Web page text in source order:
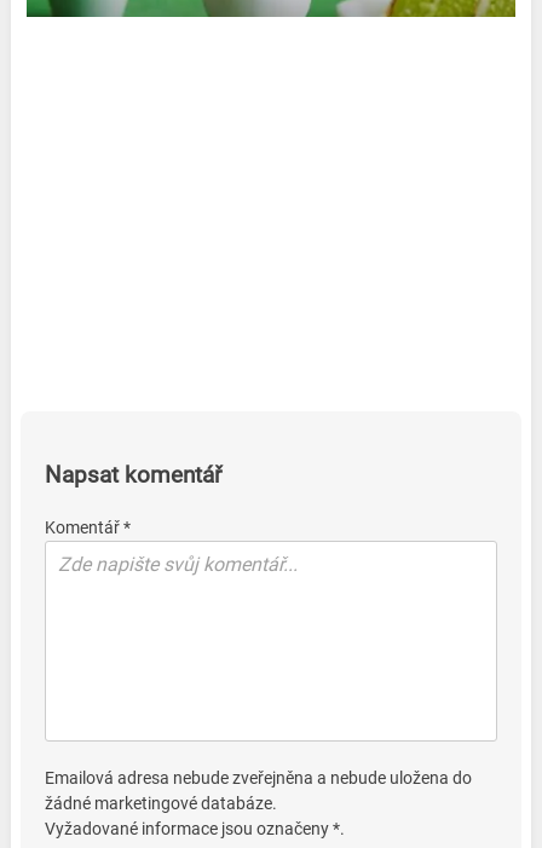
Napsat komentář
Komentář *
Emailová adresa nebude zveřejněna a nebude uložena do
žádné marketingové databáze.
Vyžadované informace jsou označeny *.